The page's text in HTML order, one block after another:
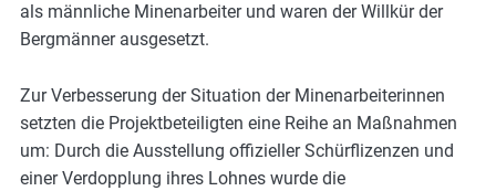
als männliche Minenarbeiter und waren der Willkür der
Bergmänner ausgesetzt.
Zur Verbesserung der Situation der Minenarbeiterinnen
setzten die Projektbeteiligten eine Reihe an Maßnahmen
um: Durch die Ausstellung offizieller Schürflizenzen und
einer Verdopplung ihres Lohnes wurde die